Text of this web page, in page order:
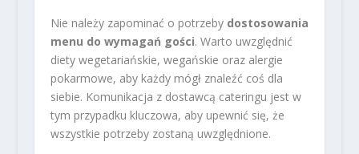
Nie należy zapominać o potrzeby dostosowania
menu do wymagań gości. Warto uwzględnić
diety wegetariańskie, wegańskie oraz alergie
pokarmowe, aby każdy mógł znaleźć coś dla
siebie. Komunikacja z dostawcą cateringu jest w
tym przypadku kluczowa, aby upewnić się, że
wszystkie potrzeby zostaną uwzględnione.